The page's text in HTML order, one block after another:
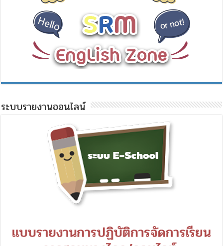
ระบบรายงานออนไลน์